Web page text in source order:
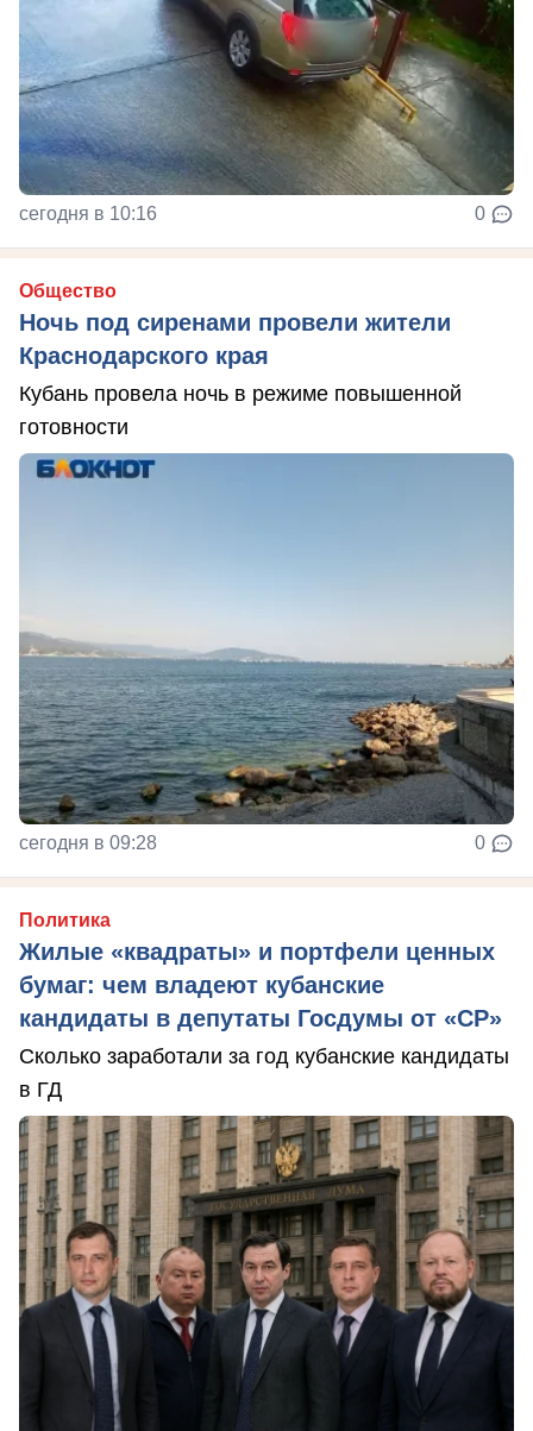
сегодня в 10:16 0
Общество
Ночь под сиренами провели жители
Краснодарского края
Кубань провела ночь в режиме повышенной
готовности
сегодня в 09:28 0
Политика
Жилые «квадраты» и портфели ценных
бумаг: чем владеют кубанские
кандидаты в депутаты Госдумы от «СР»
Сколько заработали за год кубанские кандидаты
в ГД